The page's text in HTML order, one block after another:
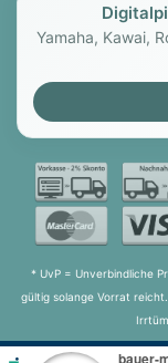
Yamaha, Kawai,
* UvP = Unverbindliche
gültig solange Vorrat